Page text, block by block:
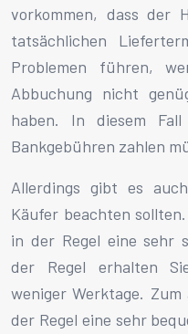
vorkommen, dass der
tatsächlichen
Problemen führen,
Abbuchung nicht
haben. In diesem Fall
Bankgebühren zahlen
Allerdings gibt es
Käufer beachten
in der Regel eine sehr
der Regel erhalten
weniger Werktage.
der Regel eine sehr